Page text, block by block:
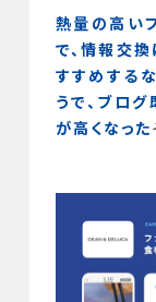
熱量の高い
で、情報交
すすめする
うで、ブロ
が高くなった